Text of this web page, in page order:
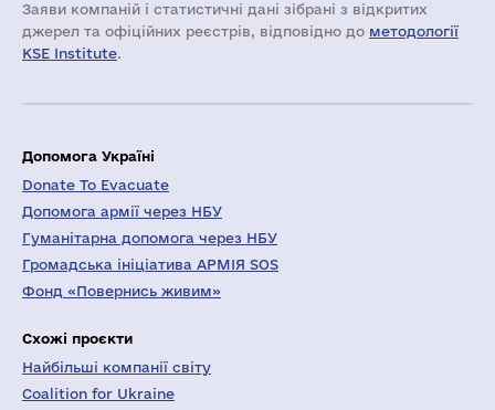
Заяви компаній i статистичні дані зібрані з відкритих
джерел та офіційних реєстрів, відповідно до методології
KSE Institute.
Допомога Україні
Donate To Evacuate
Допомога армії через НБУ
Гуманітарна допомога через НБУ
Громадська ініціатива АРМІЯ SOS
Фонд «Повернись живим»
Схожі проєкти
Найбільші компанії світу
Coalition for Ukraine